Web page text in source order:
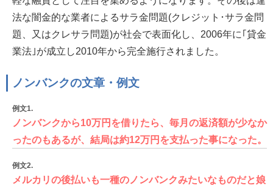
法な闇金的な業者によるサラ金問題(クレジット･サラ金問
題、又はクレサラ問題)が社会で表面化し、2006年に｢貸金
業法｣が成立し2010年から完全施行されました。
ノンバンクの文章・例文
例文1.
ノンバンクから10万円を借りたら、毎月の返済額が少なか
ったのもあるが、結局は約12万円を支払った事になった。
例文2.
メルカリの後払いも一種のノンバンクみたいなものだと娘